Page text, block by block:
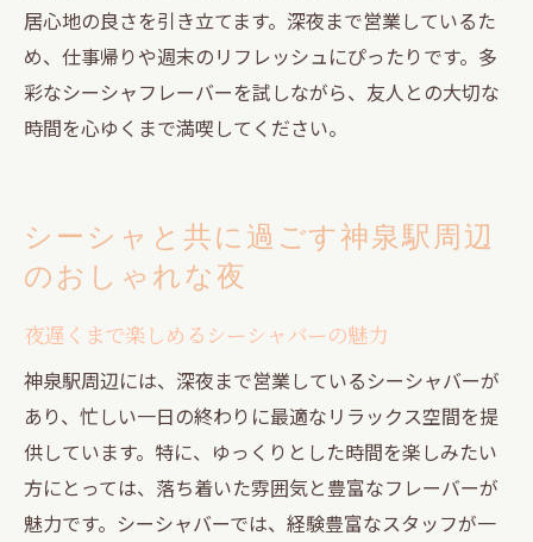
居心地の良さを引き立てます。深夜まで営業しているた
め、仕事帰りや週末のリフレッシュにぴったりです。多
彩なシーシャフレーバーを試しながら、友人との大切な
時間を心ゆくまで満喫してください。
シーシャと共に過ごす神泉駅周辺
のおしゃれな夜
夜遅くまで楽しめるシーシャバーの魅力
神泉駅周辺には、深夜まで営業しているシーシャバーが
あり、忙しい一日の終わりに最適なリラックス空間を提
供しています。特に、ゆっくりとした時間を楽しみたい
方にとっては、落ち着いた雰囲気と豊富なフレーバーが
魅力です。シーシャバーでは、経験豊富なスタッフが一